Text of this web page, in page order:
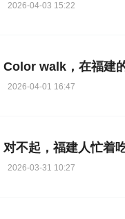
2026-04-03 15:22
Color walk，在福建
2026-04-01 16:47
对不起，福建人忙
2026-03-31 10:27